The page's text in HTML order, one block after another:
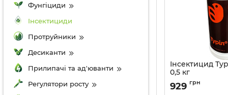
Фунгіциди
Інсектициди
Протруйники
Десиканти
Прилипачі та ад'юванти
Регулятори росту
Інсектицид
0,5 кг
Артикул: 13035016
929 грн